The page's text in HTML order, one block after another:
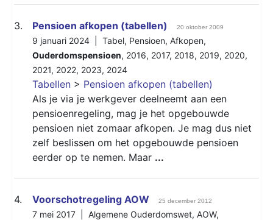
3. Pensioen afkopen (tabellen) 20 oktober 2009
9 januari 2024 | Tabel, Pensioen, Afkopen,
Ouderdomspensioen, 2016, 2017, 2018, 2019, 2020,
2021, 2022, 2023, 2024
Tabellen > Pensioen afkopen (tabellen)
Als je via je werkgever deelneemt aan een
pensioenregeling, mag je het opgebouwde
pensioen niet zomaar afkopen. Je mag dus niet
zelf beslissen om het opgebouwde pensioen
eerder op te nemen. Maar ...
4. Voorschotregeling AOW 25 december 2012
7 mei 2017 | Algemene Ouderdomswet, AOW,